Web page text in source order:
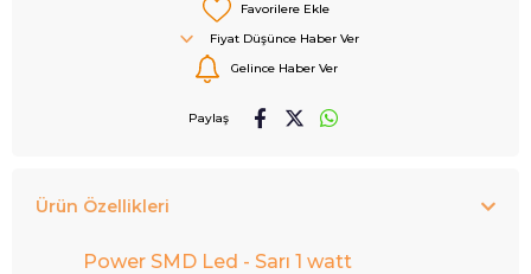
Favorilere Ekle
Fiyat Düşünce Haber Ver
Gelince Haber Ver
Paylaş
Ürün Özellikleri
Power SMD Led - Sarı 1 watt